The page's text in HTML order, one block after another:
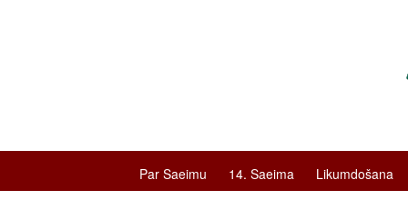
Par Saeimu 14. Saeima Likumdošana